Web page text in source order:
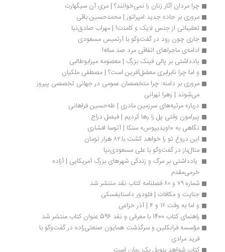
چرا مردان آثار زنان را نمی‌خوانند؟ | مری آن سیگهارت
مروری بر جاده جدید امپراتور | محمدحسین باقی
تعقیباتی از جنس لایک و کامنت! | مهراب صادق‌نیا
جاری چون رود در گفت‌وگو با آرتمیس مسعودی
ادامه‌ی ماجراهای اتفاقی مرد صد ساله!
یادداشتی بر پالی فینک بزرگ | معصومه میرابوطالبی
و اما چرا نابرابری معضل‌آفرین است؟ | مصطفی ملکیان
مروری بر دامنه: چرا متخصصان عمومی در جهانی تخصصی پیروز
می‌شوند | زهرا تهرانی
درباره مرثیه‌های سرزمین مادری | طه‌حسین فراهانی
پیرامون وقتی پل را رها کردیم | فیصل دراج
نگاهی به «اويدیپوس» سنکا | آتوسا افشاری
این دروغ تو را خواهد کشت با ۸۲ هزار تومان
متال‌باز در گفت‌وگو با علی مسعودی‌نیا
یادداشتی بر مرگ و زندگی شهرهای بزرگ آمریکایی | آزاده
خرمی‌مقدم
شماره ۷۹ و ۸۰ فصلنامه کتاب نقد منتشر شد
جنایت و مکافات | فئودور داستایفسکی
و اما به وقت ۱۶ و ۴ | آذر خزاعی
راهنمای کتاب 1400 با معرفی و نقد 596 عنوان کتاب منتشر شد
مؤسسه فرانکلین و سرگذشت همایون صنعتی‌زاده در گفت‌وگو با
فرید مرادی